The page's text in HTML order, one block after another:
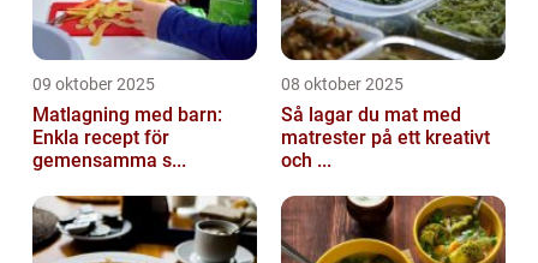
09 oktober 2025
Matlagning med barn:
Enkla recept för
gemensamma s...
08 oktober 2025
Så lagar du mat med
matrester på ett kreativt
och ...